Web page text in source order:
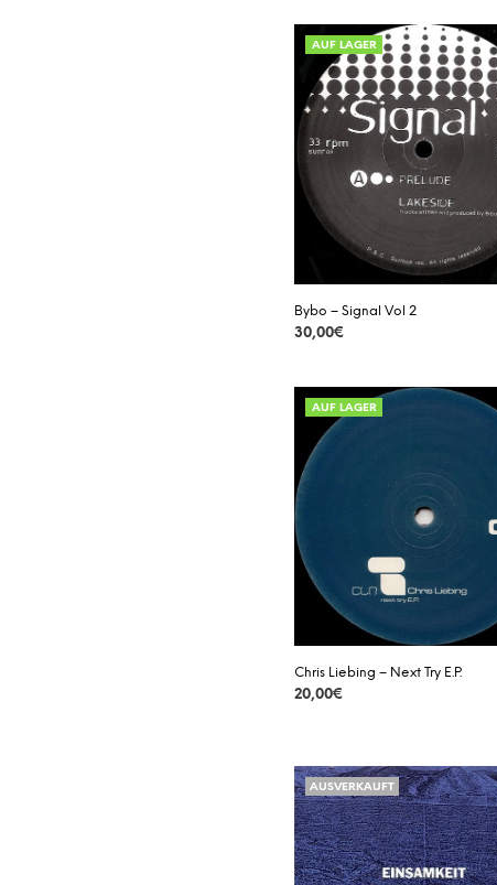
AUF LAGER
Bybo – Signal Vol 2
30,00€
AUF LAGER
Chris Liebing – Next Try E.P.
20,00€
AUSVERKAUFT